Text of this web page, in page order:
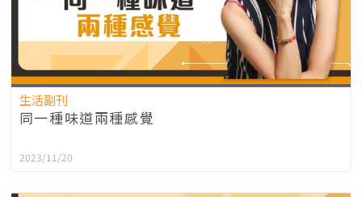
生活副刊
同一種味道兩種感覺
2023/11/20